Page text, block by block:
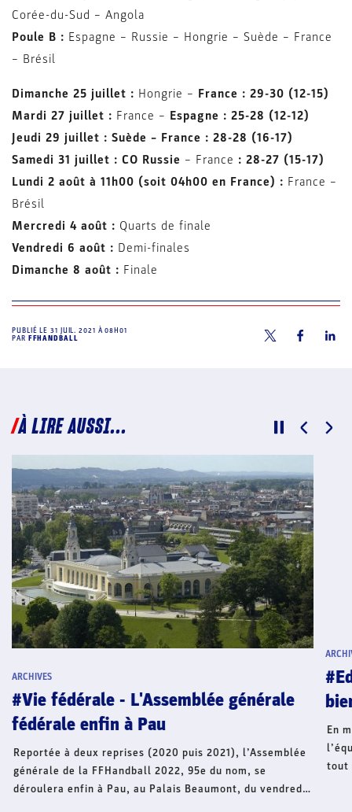
Corée-du-Sud – Angola
Poule B : Espagne – Russie – Hongrie – Suède – France
– Brésil
Dimanche 25 juillet : Hongrie – France : 29-30 (12-15)
Mardi 27 juillet : France – Espagne : 25-28 (12-12)
Jeudi 29 juillet : Suède – France : 28-28 (16-17)
Samedi 31 juillet : CO Russie – France : 28-27 (15-17)
Lundi 2 août à 11h00 (soit 04h00 en France) : France –
Brésil
Mercredi 4 août : Quarts de finale
Vendredi 6 août : Demi-finales
Dimanche 8 août : Finale
PUBLIÉ LE31 JUIL. 2021 À 08H01
PAR FFHANDBALL
À LIRE AUSSI...
ARCHIVES
#Vie fédérale - L'Assemblée générale
fédérale enfin à Pau
Reportée à deux reprises (2020 puis 2021), l’Assemblée
générale de la FFHandball 2022, 95e du nom, se
déroulera enfin à Pau, au Palais Beaumont, du vendredi
En
tout